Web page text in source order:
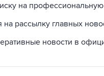
на
на рассылку главных
новости в